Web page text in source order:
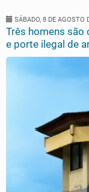
SÁBADO, 8 DE AGOSTO
Três homens
e porte ilegal de